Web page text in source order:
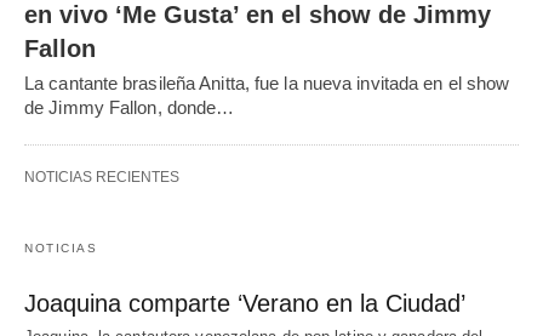
en vivo ‘Me Gusta’ en el show de Jimmy
Fallon
La cantante brasileña Anitta, fue la nueva invitada en el show
de Jimmy Fallon, donde…
NOTICIAS RECIENTES
NOTICIAS
Joaquina comparte ‘Verano en la Ciudad’